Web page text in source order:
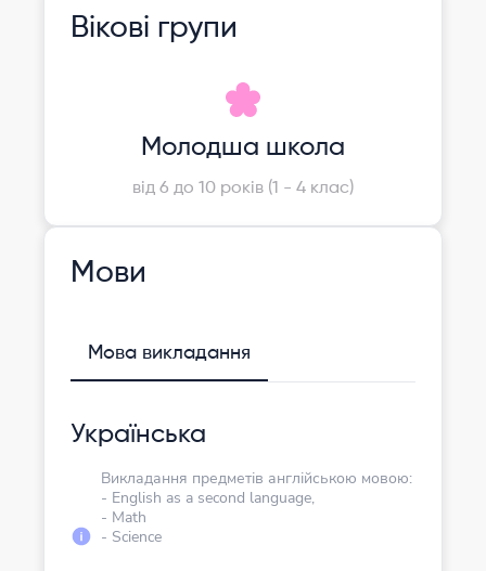
Вікові групи
Молодша школа
від 6 до 10 років (1 - 4 клас)
Мови
Мова викладання
Українська
Викладання предметів англійською мовою:
- English as a second language,
- Math
- Science